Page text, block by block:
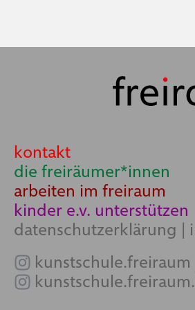
kontakt
die freiräumer*innen
arbeiten im freiraum
kinder e.v. unterstützen
datenschutzerklärung |
kunstschule.freiraum